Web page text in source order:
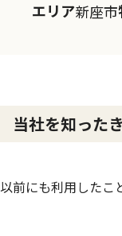
エリア新座市
当社を知った
以前にも利用したこ